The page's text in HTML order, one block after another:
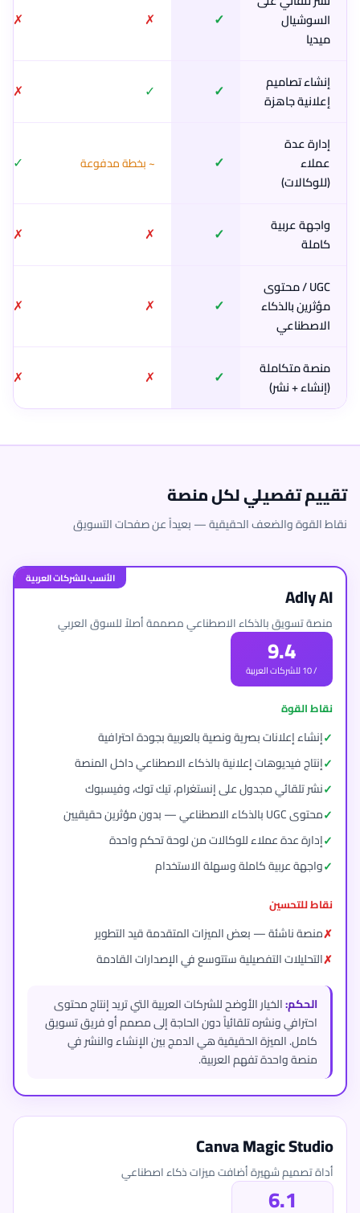
السوشيال
ميديا
✓
✗
✗
إنشاء تصاميم
إعلانية جاهزة
✓
✓
✗
إدارة عدة
عملاء
(للوكالات)
✓ ~ بخطة مدفوعة ✓
واجهة عربية
كاملة
✓
✗
✗
UGC / محتوى
مؤثرين بالذكاء
الاصطناعي
✓
✗
✗
منصة متكاملة
(إنشاء + نشر)
✓
✗
✗
تقييم تفصيلي لكل منصة
نقاط القوة والضعف الحقيقية — بعيداً عن صفحات التسويق
Adly AI
منصة تسويق بالذكاء الاصطناعي مصممة أصلاً للسوق العربي
9.4 / 10 للشركات العربية
نقاط القوة
إنشاء إعلانات بصرية ونصية بالعربية بجودة احترافية
إنتاج فيديوهات إعلانية بالذكاء الاصطناعي داخل المنصة
نشر تلقائي مجدول على إنستغرام، تيك توك، وفيسبوك
محتوى UGC بالذكاء الاصطناعي — بدون مؤثرين حقيقيين
إدارة عدة عملاء للوكالات من لوحة تحكم واحدة
واجهة عربية كاملة وسهلة الاستخدام
نقاط للتحسين
منصة ناشئة — بعض الميزات المتقدمة قيد التطوير
التحليلات التفصيلية ستتوسع في الإصدارات القادمة
الحكم:الخيار الأوضح للشركات العربية التي تريد إنتاج محتوى
احترافي ونشره تلقائياً دون الحاجة إلى مصمم أو فريق تسويق
كامل. الميزة الحقيقية هي الدمج بين الإنشاء والنشر في
منصة واحدة تفهم العربية.
Canva Magic Studio
أداة تصميم شهيرة أضافت ميزات ذكاء اصطناعي
6.1